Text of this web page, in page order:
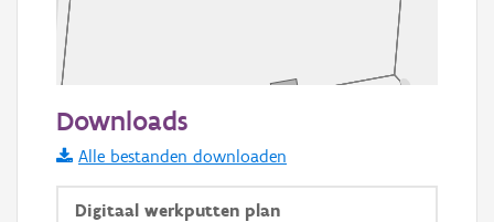
Informatie Vlaanderen
i
Downloads
Alle bestanden downloaden
Digitaal werkputten plan